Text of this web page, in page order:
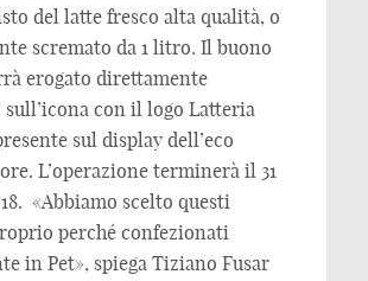
del latte fresco alta qualità, o
scremato da 1 litro. Il buono
erogato direttamente
sull’icona con il logo Latteria
sul display dell’eco
L’operazione terminerà il 31
«Abbiamo scelto questi
perché confezionati
in Pet», spiega Tiziano Fusar